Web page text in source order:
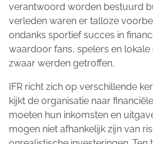
verantwoord worden bestuurd
verleden waren er talloze
ondanks sportief succes in
waardoor fans, spelers en
zwaar werden getroffen.
IFR richt zich op verschillende
kijkt de organisatie naar
moeten hun inkomsten en
mogen niet afhankelijk zijn van